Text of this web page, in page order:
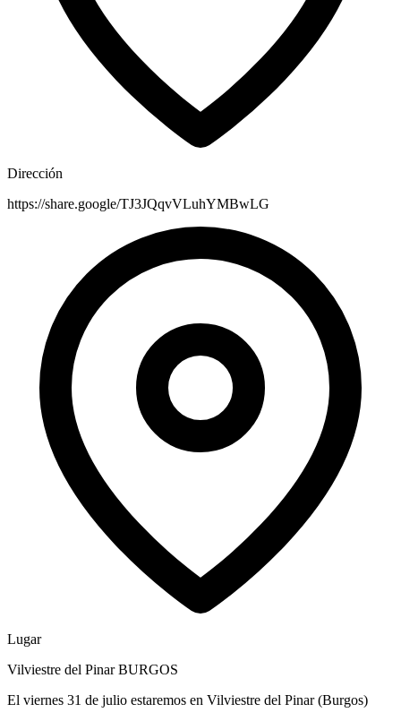
Dirección
https://share.google/TJ3JQqvVLuhYMBwLG
Lugar
Vilviestre del Pinar BURGOS
El viernes 31 de julio estaremos en Vilviestre del Pinar (Burgos)